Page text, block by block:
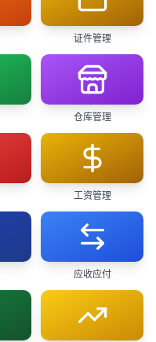
证件管理
仓库管理
工资管理
应收应付